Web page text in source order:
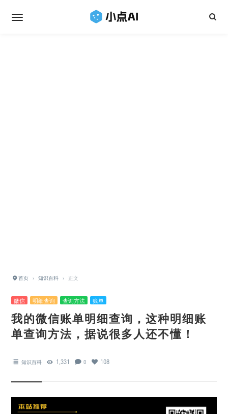
首页 › 知识百科 › 正文
微信 明细查询 查询方法 账单
我的微信账单明细查询，这种明细账
单查询方法，据说很多人还不懂！
知识百科 1,331 0 108